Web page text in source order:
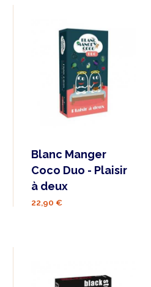
Blanc Manger
Coco Duo - Plaisir
à deux
22,90 €